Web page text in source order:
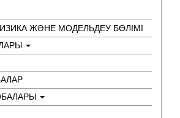
ЖӘНЕ МОДЕЛЬДЕУ БӨЛІМІ